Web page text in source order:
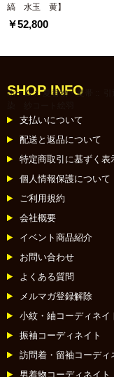
縞 水玉 黄】
￥52,800
ホーム::夏着物・夏帯
::
SHOP INFO
支払いについて
配送と返品について
特定商取引に基ずく表
個人情報保護について
ご利用規約
会社概要
イベント商品紹介
お問い合わせ
よくある質問
メルマガ登録解除
小紋・紬コーディネイ
振袖コーディネイト
訪問着・留袖コーディ
男着物コーディネイト